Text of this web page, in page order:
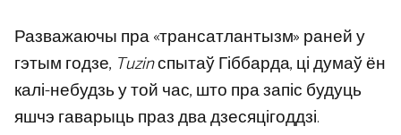
Разважаючы пра «трансатлантызм»раней у
гэтым годзе, Tuzinспытаў Гіббарда, ці думаў ён
калі-небудзь у той час, што пра запіс будуць
яшчэ гаварыць праз два дзесяцігоддзі.